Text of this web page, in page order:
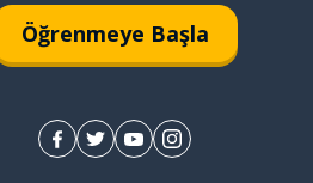
Öğrenmeye Başla